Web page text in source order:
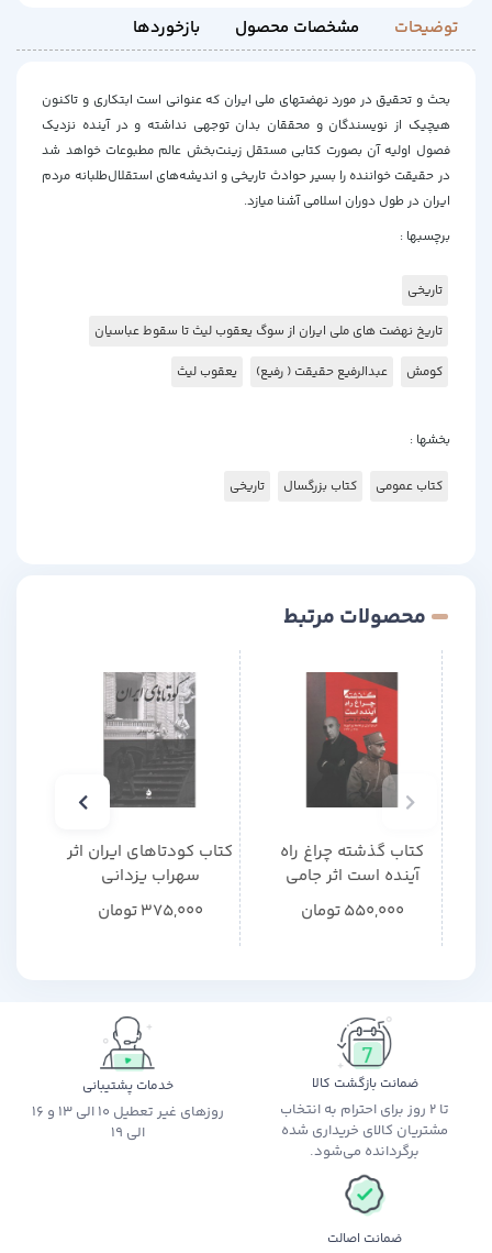
توضیحات مشخصات محصول بازخوردها
بحث و تحقیق در مورد نهضتهای ملی ایران که عنوانی است ابتکاری و تاکنون‌
هیچیک از نویسندگان و محققان بدان توجهی نداشته و در آینده نزدیک
فصول اولیه‌ آن بصورت کتابی مستقل زینت‌بخش عالم مطبوعات خواهد شد
در حقیقت خواننده را بسیر حوادث تاریخی و اندیشه‌های استقلال‌طلبانه مردم
ایران در طول دوران اسلامی‌ آشنا میازد.
برچسبها :
تاریخی
تاریخ نهضت های ملی ایران از سوگ یعقوب لیث تا سقوط عباسیان
کومش عبدالرفیع حقیقت ( رفیع) یعقوب لیث
بخشها :
کتاب عمومی کتاب بزرگسال تاریخی
محصولات مرتبط
کتاب گذشته چراغ راه
آینده است اثر جامی
550,000تومان
کتاب کودتاهای ایران اثر
سهراب یزدانی
375,000تومان
ضمانت بازگشت کالا
تا 2 روز برای احترام به انتخاب
مشتریان کالای خریداری شده
برگردانده می‌شود.
خدمات پشتیبانی
روزهای غیر تعطیل 10 الی 13 و 16
الی 19
ضمانت اصالت